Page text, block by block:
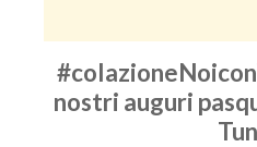
nostri auguri